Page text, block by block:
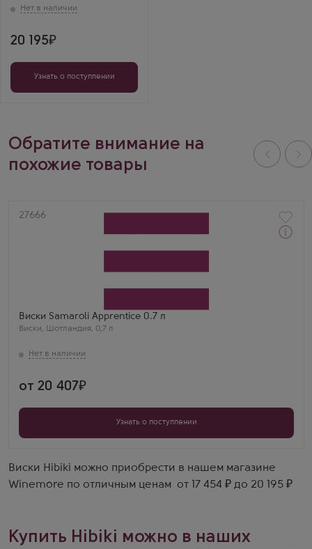
20 195
Узнать о поступлении
Обратите внимание на
похожие товары
Артикул
27666
Виски Samaroli Apprentice 0.7 л
Виски, Шотландия, 0,7 л
от 20 407
Узнать о поступлении
Виски Hibiki можно приобрести в нашем магазине
Winemore по отличным ценам от 17 454 ₽ до 20 195 ₽
Купить Hibiki можно в наших